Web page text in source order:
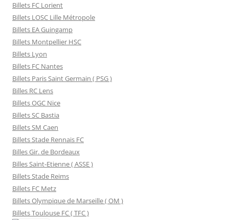
Billets FC Lorient
Billets LOSC Lille Métropole
Billets EA Guingamp
Billets Montpellier HSC
Billets Lyon
Billets FC Nantes
Billets Paris Saint Germain ( PSG )
Billes RC Lens
Billets OGC Nice
Billets SC Bastia
Billets SM Caen
Billets Stade Rennais FC
Billes Gir. de Bordeaux
Billes Saint-Etienne ( ASSE )
Billets Stade Reims
Billets FC Metz
Billets Olympique de Marseille ( OM )
Billets Toulouse FC ( TFC )